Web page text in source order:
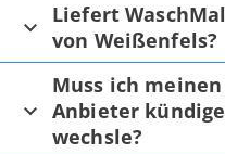
Liefert
von Weißenfels?
Muss ich
Anbieter
wechsle?